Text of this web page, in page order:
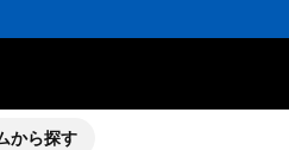
！
！
から探す